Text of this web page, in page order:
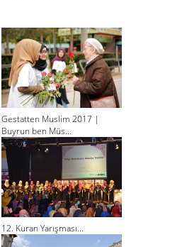
Gestatten Muslim 2017 |
Buyrun ben Müs...
12. Kuran Yarışması...